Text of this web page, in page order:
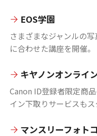
EOS学園
さまざまなジャンルの
に合わせた講座を開催。
キヤノンオンライ
Canon ID登録者限定商
イン下取りサービスもス
マンスリーフォト